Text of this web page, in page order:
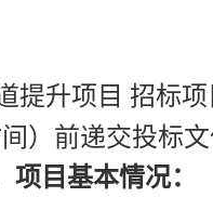
提升项目 招标
）前递交投标
项目基本情况：